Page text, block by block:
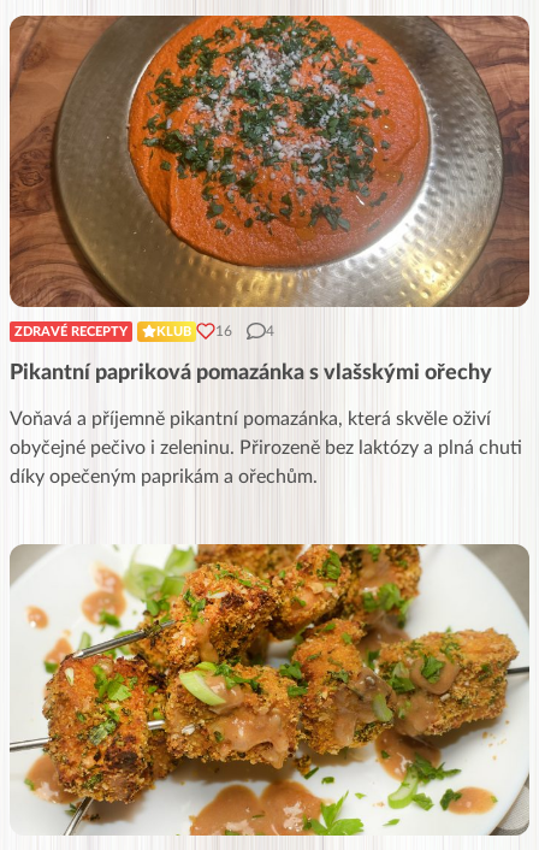
ZDRAVÉ RECEPTY KLUB 16 4
Pikantní papriková pomazánka s vlašskými ořechy
Voňavá a příjemně pikantní pomazánka, která skvěle oživí
obyčejné pečivo i zeleninu. Přirozeně bez laktózy a plná chuti
díky opečeným paprikám a ořechům.